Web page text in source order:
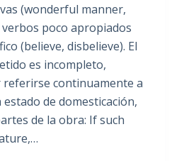
(wonderful manner,
poco apropiados
(believe, disbelieve). El
es incompleto,
continuamente a
de domesticación,
de la obra: If such